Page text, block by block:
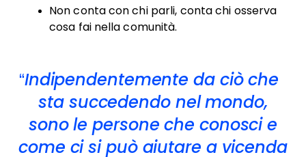
Non conta con chi parli, conta chi osserva
cosa fai nella comunità.
Indipendentemente da ciò che
sta succedendo nel mondo,
sono le persone che conosci e
come ci si può aiutare a vicenda